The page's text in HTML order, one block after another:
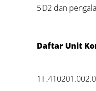
5D2 dan
Daftar Unit
1